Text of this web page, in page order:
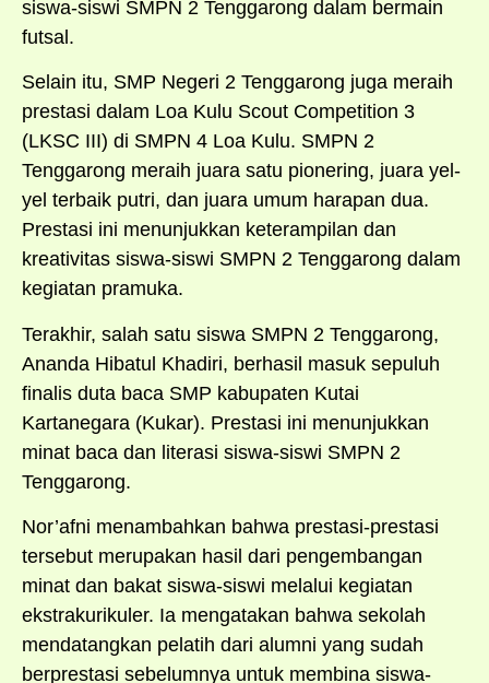
siswa-siswi SMPN 2 Tenggarong dalam bermain
futsal.
Selain itu, SMP Negeri 2 Tenggarong juga meraih
prestasi dalam Loa Kulu Scout Competition 3
(LKSC III) di SMPN 4 Loa Kulu. SMPN 2
Tenggarong meraih juara satu pionering, juara yel-
yel terbaik putri, dan juara umum harapan dua.
Prestasi ini menunjukkan keterampilan dan
kreativitas siswa-siswi SMPN 2 Tenggarong dalam
kegiatan pramuka.
Terakhir, salah satu siswa SMPN 2 Tenggarong,
Ananda Hibatul Khadiri, berhasil masuk sepuluh
finalis duta baca SMP kabupaten Kutai
Kartanegara (Kukar). Prestasi ini menunjukkan
minat baca dan literasi siswa-siswi SMPN 2
Tenggarong.
Nor’afni menambahkan bahwa prestasi-prestasi
tersebut merupakan hasil dari pengembangan
minat dan bakat siswa-siswi melalui kegiatan
ekstrakurikuler. Ia mengatakan bahwa sekolah
mendatangkan pelatih dari alumni yang sudah
berprestasi sebelumnya untuk membina siswa-